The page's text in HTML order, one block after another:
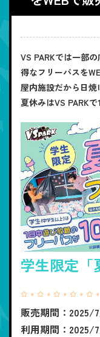
VS PARKでは一部
得なフリーパスを
屋内施設だから日焼
夏休みはVS PARK
学生限定「
✩ ⋆ ✩ ⋆ ✩ ⋆ ✩ ⋆ ✩
販売期間： 2025/
利用期間： 2025/